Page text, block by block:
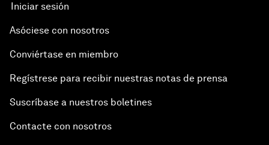
Iniciar sesión
Asóciese con nosotros
Conviértase en miembro
Regístrese para recibir nuestras notas de prensa
Suscríbase a nuestros boletines
Contacte con nosotros